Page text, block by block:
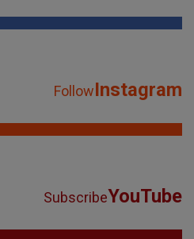
FollowInstagram
SubscribeYouTube